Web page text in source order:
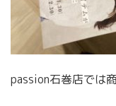
passion石巻店では